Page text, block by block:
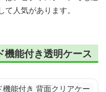
人気があります。
能付き透明ケース